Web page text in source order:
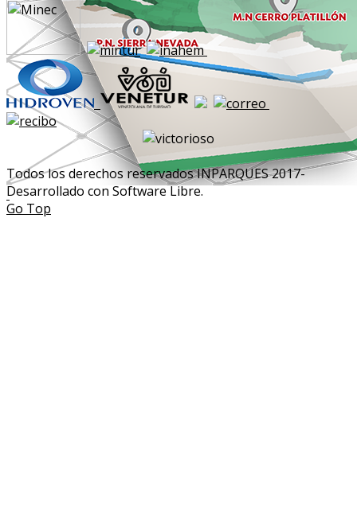
Todos los derechos reservados INPARQUES 2017-
Desarrollado con Software Libre.
Go Top